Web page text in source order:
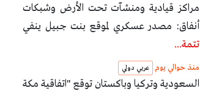
مراكز قيادية ومنشآت تحت الأرض وشبكات
أنفاق: مصدر عسكري لموقع بنت جبيل ينفي
تتمة...
منذ حوالي يوم عربي دولي
السعودية وتركيا وباكستان توقع "اتفاقية مكة